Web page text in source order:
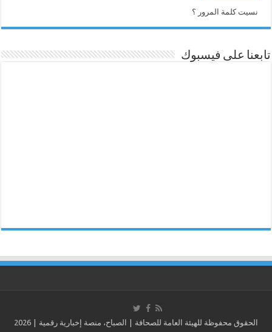
نسيت كلمة المرور ؟
تابعنا على فيسبوك
الحقوق محفوظة للهيئة العامة للصحافة | الصباح، منصة إخبارية رقمية | 2026